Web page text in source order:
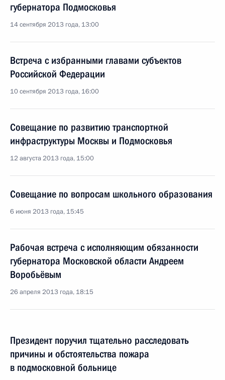
губернатора Подмосковья
14 сентября 2013 года, 13:00
Встреча с избранными главами субъектов
Российской Федерации
10 сентября 2013 года, 16:00
Совещание по развитию транспортной
инфраструктуры Москвы и Подмосковья
12 августа 2013 года, 15:00
Совещание по вопросам школьного образования
6 июня 2013 года, 15:45
Рабочая встреча с исполняющим обязанности
губернатора Московской области Андреем
Воробьёвым
26 апреля 2013 года, 18:15
Президент поручил тщательно расследовать
причины и обстоятельства пожара
в подмосковной больнице